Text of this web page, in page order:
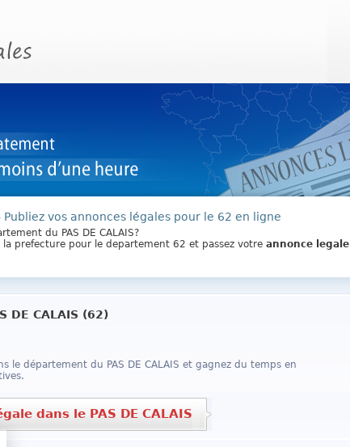
Publiez vos annonces légales pour le 62 en ligne
du PAS DE CALAIS?
la prefecture pour le departement 62 et passez votre annonce legale
DE CALAIS (62)
le département du PAS DE CALAIS et gagnez du temps en
dans le PAS DE CALAIS